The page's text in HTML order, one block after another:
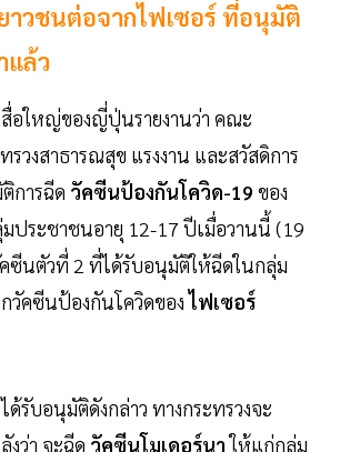
าวชนต่อจากไฟเซอร์ ที่อนุมัติ
ล้ว
สื่อใหญ่ของญี่ปุ่นรายงานว่า คณะ
รวงสาธารณสุข แรงงาน และสวัสดิการ
การฉีด วัคซีนป้องกันโควิด-19 ของ
ประชาชนอายุ 12-17 ปีเมื่อวานนี้ (19
ซีนตัวที่ 2 ที่ได้รับอนุมัติให้ฉีดในกลุ่ม
กวัคซีนป้องกันโควิดของไฟเซอร์
ด้รับอนุมัติดังกล่าว ทางกระทรวงจะ
งว่า จะฉีด วัคซีนโมเดอร์นาให้แก่กลุ่ม